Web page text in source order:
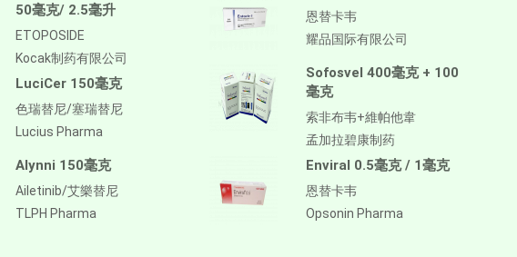
50毫克/ 2.5毫升
ETOPOSIDE
Kocak制药有限公司
LuciCer 150毫克
色瑞替尼/塞瑞替尼
Lucius Pharma
Alynni 150毫克
Ailetinib/艾樂替尼
TLPH Pharma
恩替卡韦
耀品国际有限公司
Sofosvel 400毫克 + 100
毫克
索非布韦+維帕他韋
孟加拉碧康制药
Enviral 0.5毫克 / 1毫克
恩替卡韦
Opsonin Pharma